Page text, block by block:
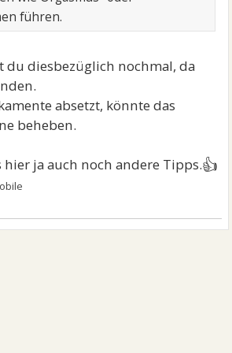
führen.
du diesbezüglich nochmal, da
absetzt, könnte das
beheben.
ja auch noch andere Tipps.👍